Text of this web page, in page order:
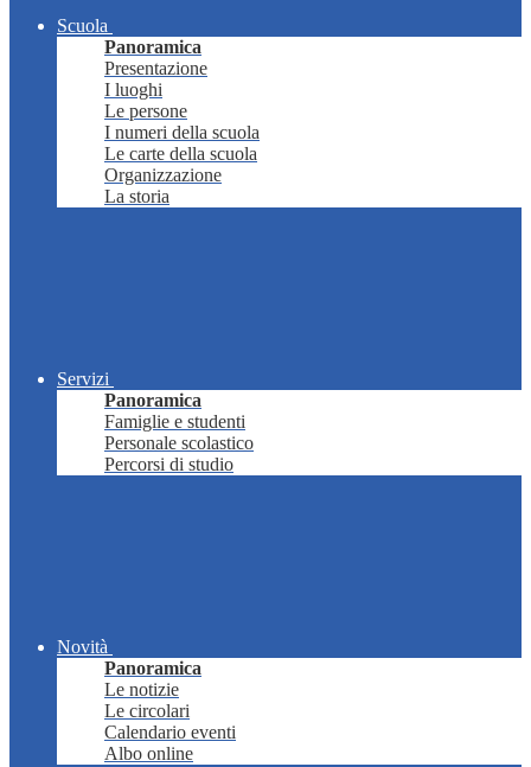
Scuola
Panoramica
Presentazione
I luoghi
Le persone
I numeri della scuola
Le carte della scuola
Organizzazione
La storia
Servizi
Panoramica
Famiglie e studenti
Personale scolastico
Percorsi di studio
Novità
Panoramica
Le notizie
Le circolari
Calendario eventi
Albo online